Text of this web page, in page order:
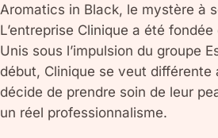
Aromatics in Black, le mystère à
L’entreprise Clinique a été
Unis sous l’impulsion du groupe
début, Clinique se veut différente
décide de prendre soin de leur
un réel professionnalisme.